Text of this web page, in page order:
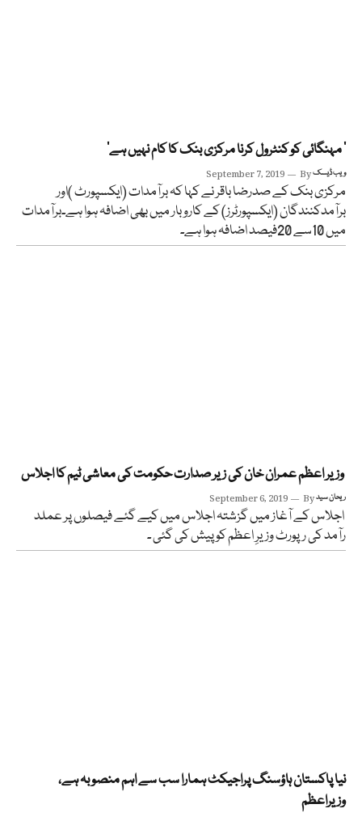
’ مہنگائی کو کنٹرول کرنا مرکزی بنک کا کام نہیں ہے‘
September 7, 2019 Byویب ڈیسک
مرکزی بنک کے صدرضا باقر نے کہا کہ برآمدات (ایکسپورٹ )اور
برآمدکنندگان (ایکسپورٹرز) کے کاروبار میں بھی اضافہ ہوا ہے۔برآمدات
میں 10سے 20فیصد اضافہ ہوا ہے۔
وزیر اعظم عمران خان کی زیر صدارت حکومت کی معاشی ٹیم کا اجلاس
September 6, 2019 Byریحان سید
اجلاس کے آغاز میں گزشتہ اجلاس میں کیے گئے فیصلوں پر عملد
رآمد کی رپورٹ وزیرِ اعظم کو پیش کی گئی ۔
نیا پاکستان ہاؤسنگ پراجیکٹ ہمارا سب سے اہم منصوبہ ہے،
وزیراعظم